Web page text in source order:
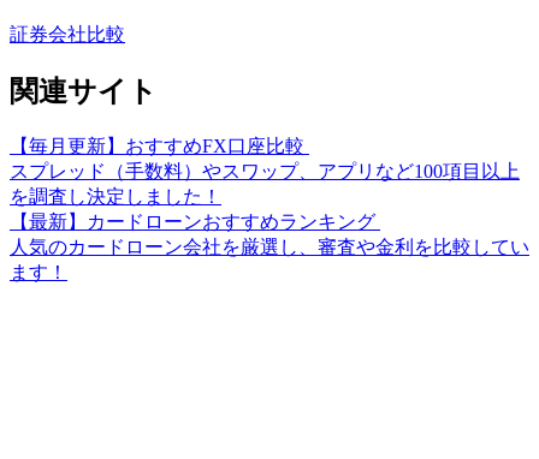
証券会社比較
関連サイト
【毎月更新】おすすめFX口座比較
スプレッド（手数料）やスワップ、アプリなど100項目以上
を調査し決定しました！
【最新】カードローンおすすめランキング
人気のカードローン会社を厳選し、審査や金利を比較してい
ます！